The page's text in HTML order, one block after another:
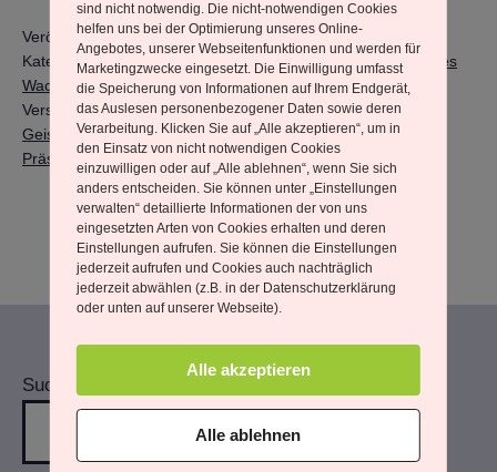
Veröffentlicht am26. Januar 2025
Kategorisiert als
Alltag und Integration,
Bewusstsein & Inneres
Wachsen, Heilarbeit & Transformation
Verschlagwortet mitBewusstsein,Clearing,Fremdenergien
Geist-Heilung,Heilarbeit,Hypnose,Mantren,Munay Ki
Präsenz,Rückführung,Spiritualität,TRansformation
Suchen
sind nicht notwendig. Die nicht-notwendigen Cookies
helfen uns bei der Optimierung unseres Online-
Angebotes, unserer Webseitenfunktionen und werden für
Marketingzwecke eingesetzt. Die Einwilligung umfasst
die Speicherung von Informationen auf Ihrem Endgerät,
das Auslesen personenbezogener Daten sowie deren
Verarbeitung. Klicken Sie auf „Alle akzeptieren“, um in
den Einsatz von nicht notwendigen Cookies
einzuwilligen oder auf „Alle ablehnen“, wenn Sie sich
anders entscheiden. Sie können unter „Einstellungen
verwalten“ detaillierte Informationen der von uns
eingesetzten Arten von Cookies erhalten und deren
Einstellungen aufrufen. Sie können die Einstellungen
jederzeit aufrufen und Cookies auch nachträglich
jederzeit abwählen (z.B. in der Datenschutzerklärung
oder unten auf unserer Webseite).
Alle akzeptieren
Alle ablehnen